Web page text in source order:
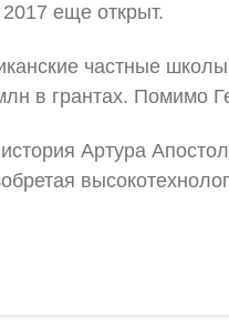
еще открыт.
частные
в грантах. Помимо
Артура